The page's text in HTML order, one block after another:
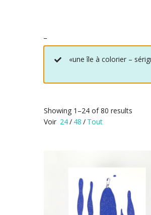
«une île à colorier –
Showing 1–24 of 80 results
Voir 24/ 48 / Tout